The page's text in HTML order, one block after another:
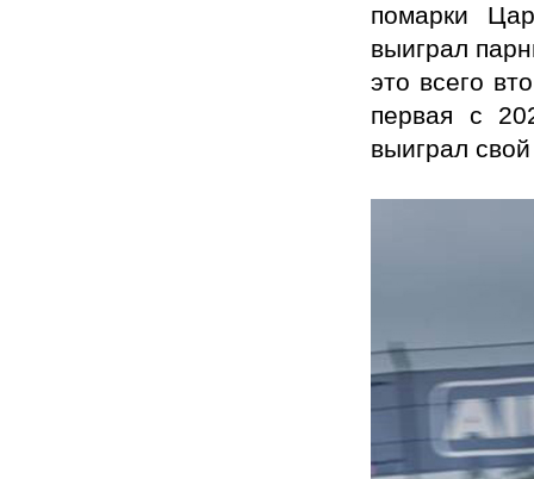
помарки
выиграл
это всего
первая с
выиграл